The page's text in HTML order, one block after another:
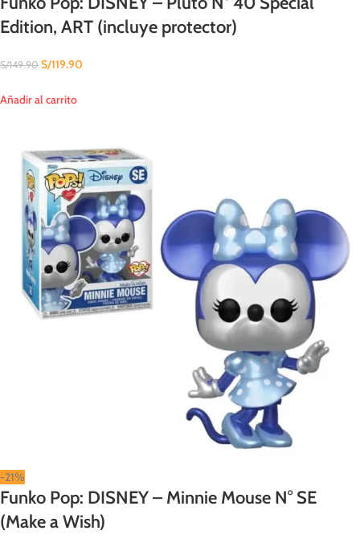
Edition, ART (incluye protector)
S/149.90 S/119.90
Añadir al carrito
-21%
Funko Pop: DISNEY – Minnie Mouse N° SE
(Make a Wish)